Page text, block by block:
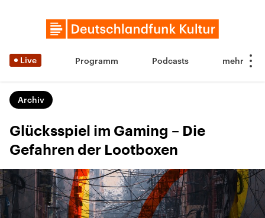
Live Programm Podcasts
Archiv
Glücksspiel im Gaming – Die
Gefahren der Lootboxen